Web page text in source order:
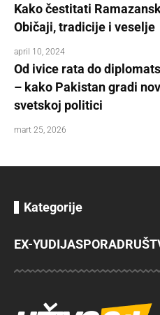
Kako čestitati
Običaji, tradicije i veselje
april 10, 2024
Od ivice rata do
– kako Pakistan gradi
svetskoj politici
mart 25, 2026
Kategorije
EX-YUDIJASPORA